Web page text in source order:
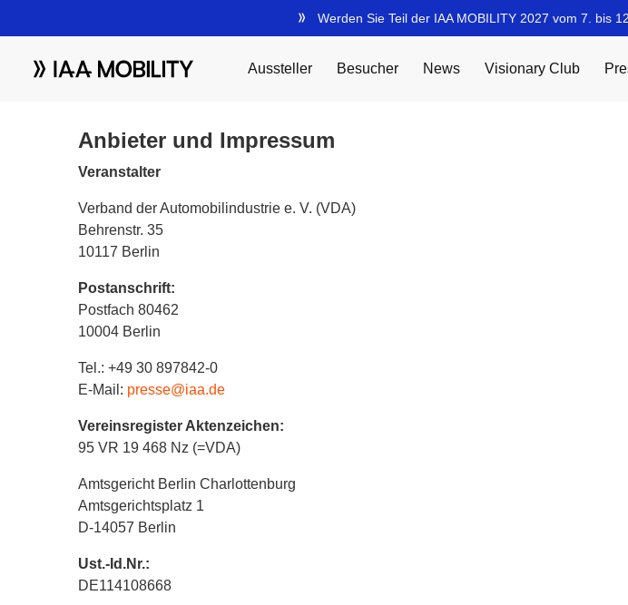
Anbieter und Impressum
Veranstalter
Verband der Automobilindustrie e. V. (VDA)
Behrenstr. 35
10117 Berlin
Postanschrift:
Postfach 80462
10004 Berlin
Tel.: +49 30 897842-0
E-Mail: presse@iaa.de
Vereinsregister Aktenzeichen:
95 VR 19 468 Nz (=VDA)
Amtsgericht Berlin Charlottenburg
Amtsgerichtsplatz 1
D-14057 Berlin
Ust.-Id.Nr.:
DE114108668